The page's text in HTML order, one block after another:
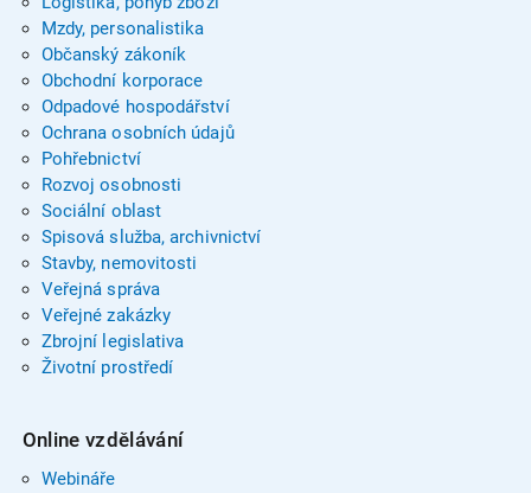
Mzdy, personalistika
Občanský zákoník
Obchodní korporace
Odpadové hospodářství
Ochrana osobních údajů
Pohřebnictví
Rozvoj osobnosti
Sociální oblast
Spisová služba, archivnictví
Stavby, nemovitosti
Veřejná správa
Veřejné zakázky
Zbrojní legislativa
Životní prostředí
Online vzdělávání
Webináře